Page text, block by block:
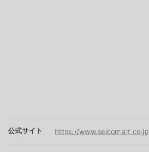
公式サイト https://www.seicomart.co.jp